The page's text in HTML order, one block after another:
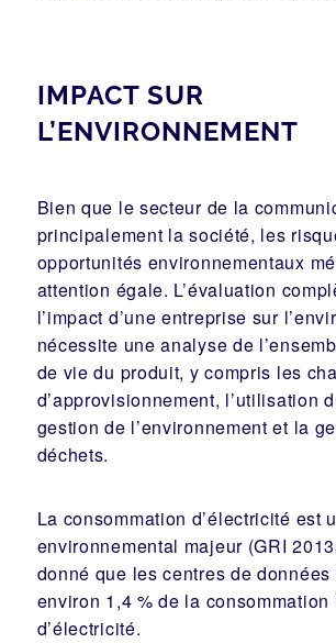
IMPACT SUR
L’ENVIRONNEMENT
Bien que le secteur de la
principalement la société, les
opportunités environnementaux
attention égale. L’évaluation
l’impact d’une entreprise sur
nécessite une analyse de
de vie du produit, y compris les
d’approvisionnement, l’utilisation
gestion de l’environnement et la
déchets.
La consommation d’électricité est
environnemental majeur (GRI
donné que les centres de
environ 1,4 % de la
d’électricité.